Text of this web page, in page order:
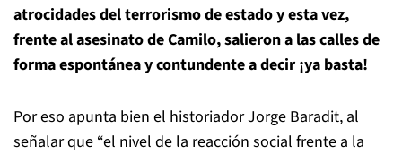
atrocidades del terrorismo de estado y esta vez,
frente al asesinato de Camilo, salieron a las calles de
forma espontánea y contundente a decir ¡ya basta!
Por eso apunta bien el historiador Jorge Baradit, al
señalar que “el nivel de la reacción social frente a la